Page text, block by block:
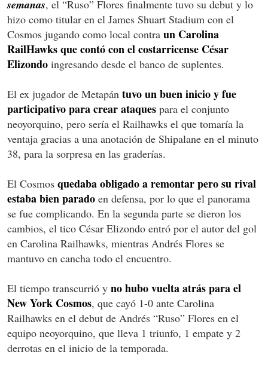
semanas, el “Ruso” Flores finalmente tuvo su debut y lo
hizo como titular en el James Shuart Stadium con el
Cosmos jugando como local contra un Carolina
RailHawks que contó con el costarricense César
Elizondo ingresando desde el banco de suplentes.
El ex jugador de Metapán tuvo un buen inicio y fue
participativo para crear ataques para el conjunto
neoyorquino, pero sería el Railhawks el que tomaría la
ventaja gracias a una anotación de Shipalane en el minuto
38, para la sorpresa en las graderías.
El Cosmos quedaba obligado a remontar pero su rival
estaba bien parado en defensa, por lo que el panorama
se fue complicando. En la segunda parte se dieron los
cambios, el tico César Elizondo entró por el autor del gol
en Carolina Railhawks, mientras Andrés Flores se
mantuvo en cancha todo el encuentro.
El tiempo transcurrió y no hubo vuelta atrás para el
New York Cosmos, que cayó 1-0 ante Carolina
Railhawks en el debut de Andrés “Ruso” Flores en el
equipo neoyorquino, que lleva 1 triunfo, 1 empate y 2
derrotas en el inicio de la temporada.